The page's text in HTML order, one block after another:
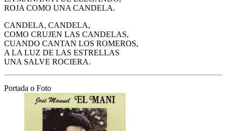
ROJA COMO UNA CANDELA.
CANDELA, CANDELA,
COMO CRUJEN LAS CANDELAS,
CUANDO CANTAN LOS ROMEROS,
A LA LUZ DE LAS ESTRELLAS
UNA SALVE ROCIERA.
Portada o Foto